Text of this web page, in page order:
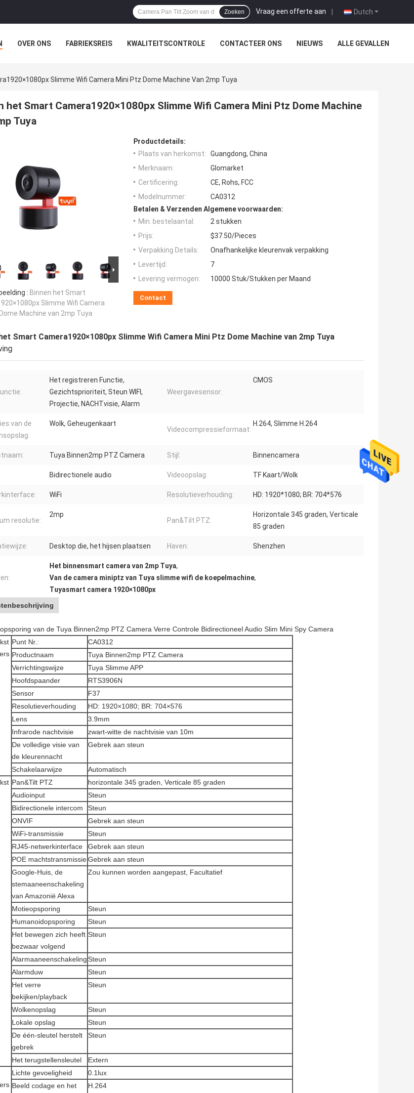
Dutch
Vraag een offerte aan |
Zoeken
OVER ONS FABRIEKSREIS KWALITEITSCONTROLE CONTACTEER ONS NIEUWS ALLE GEVALLEN
Slimme Wifi Camera Mini Ptz Dome Machine Van 2mp Tuya
het Smart Camera1920×1080px Slimme Wifi Camera Mini Ptz Dome Machine
Tuya
: Binnen het Smart
Slimme Wifi Camera
Machine van 2mp Tuya
Productdetails:
Plaats van herkomst:
Guangdong, China
Merknaam:
Glomarket
Certificering:
CE, Rohs, FCC
Modelnummer:
CA0312
Betalen & Verzenden Algemene voorwaarden:
Min. bestelaantal:
2 stukken
Prijs:
$37.50/Pieces
Verpakking Details:
Onafhankelijke kleurenvak verpakking
Levertijd:
7
Levering vermogen:
10000 Stuk/Stukken per Maand
Contact
Smart Camera1920×1080px Slimme Wifi Camera Mini Ptz Dome Machine van 2mp Tuya
Het registreren Functie,
Gezichtsprioriteit, Steun WIFI,
Projectie, NACHTvisie, Alarm
Weergavesensor:
CMOS
van de
Wolk, Geheugenkaart
Videocompressieformaat:
H.264, Slimme H.264
Tuya Binnen2mp PTZ Camera Stijl: Binnencamera
Bidirectionele audio Videoopslag: TF Kaart/Wolk
WiFi Resolutieverhouding: HD: 1920*1080; BR: 704*576
resolutie:
2mp
Pan&Tilt PTZ:
Horizontale 345 graden, Verticale
85 graden
Desktop die, het hijsen plaatsen Haven: Shenzhen
Het binnensmart camera van 2mp Tuya,
Van de camera miniptz van Tuya slimme wifi de koepelmachine,
Tuyasmart camera 1920×1080px
van de Tuya Binnen2mp PTZ Camera Verre Controle Bidirectioneel Audio Slim Mini Spy Camera
Punt Nr.:
CA0312
Productnaam
Tuya Binnen2mp PTZ Camera
Verrichtingswijze
Tuya Slimme APP
Hoofdspaander
RTS3906N
Sensor
F37
Resolutieverhouding
HD: 1920×1080; BR: 704×576
Lens
3.9mm
Infrarode nachtvisie
zwart-witte de nachtvisie van 10m
De volledige visie van
de kleurennacht
Gebrek aan steun
Schakelaarwijze
Automatisch
Pan&Tilt PTZ
horizontale 345 graden, Verticale 85 graden
Audioinput
Steun
Bidirectionele intercom
Steun
ONVIF
Gebrek aan steun
WiFi-transmissie
Steun
RJ45-netwerkinterface
Gebrek aan steun
POE machtstransmissieGebrek aan steun
Google-Huis, de
stemaaneenschakeling
van Amazonië Alexa
Zou kunnen worden aangepast, Facultatief
Motieopsporing
Steun
Humanoidopsporing
Steun
Het bewegen zich heeft
bezwaar volgend
Steun
AlarmaaneenschakelingSteun
Alarmduw
Steun
Het verre
bekijken/playback
Steun
Wolkenopslag
Steun
Lokale opslag
Steun
De één-sleutel herstelt
gebrek
Steun
Het terugstellensleutel
Extern
Lichte gevoeligheid
0.1lux
Beeld codage en het
H.264